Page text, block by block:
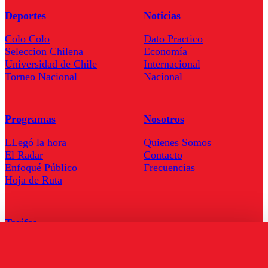
Deportes
Colo Colo
Seleccion Chilena
Universidad de Chile
Torneo Nacional
Noticias
Dato Practico
Economía
Internacional
Nacional
Programas
LLegó la hora
El Radar
Enfoqué Público
Hoja de Ruta
Nosotros
Quienes Somos
Contacto
Frecuencias
Tarifas